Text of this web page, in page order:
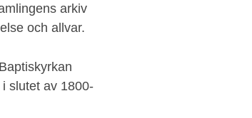
arkiv
och allvar.
slutet av 1800-